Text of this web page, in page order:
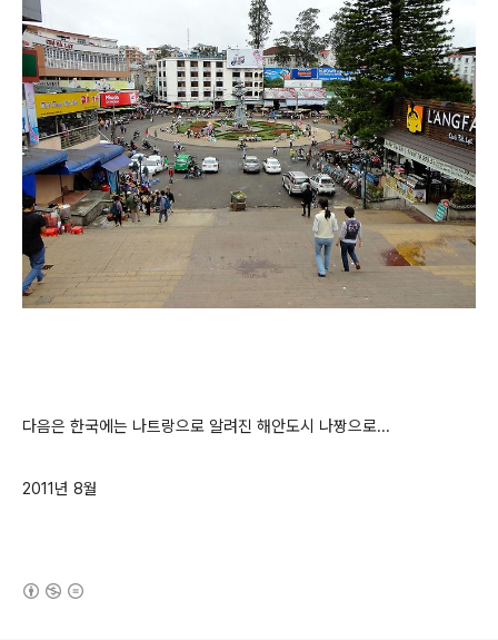
다음은 한국에는 나트랑으로 알려진 해안도시 나짱으로...
2011년 8월